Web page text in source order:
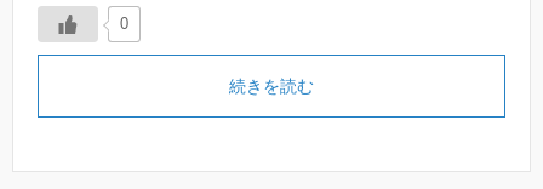
0
続きを読む